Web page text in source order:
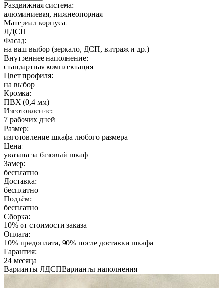
Раздвижная система:
алюминиевая, нижнеопорная
Материал корпуса:
ЛДСП
Фасад:
на ваш выбор (зеркало, ДСП, витраж и др.)
Внутреннее наполнение:
стандартная комплектация
Цвет профиля:
на выбор
Кромка:
ПВХ (0,4 мм)
Изготовление:
7 рабочих дней
Размер:
изготовление шкафа любого размера
Цена:
указана за базовый шкаф
Замер:
бесплатно
Доставка:
бесплатно
Подъём:
бесплатно
Сборка:
10% от стоимости заказа
Оплата:
10% предоплата, 90% после доставки шкафа
Гарантия:
24 месяца
Варианты ЛДСПВарианты наполнения